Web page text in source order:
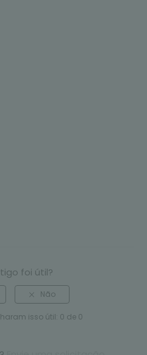
foi útil?
isso útil: 0 de 0